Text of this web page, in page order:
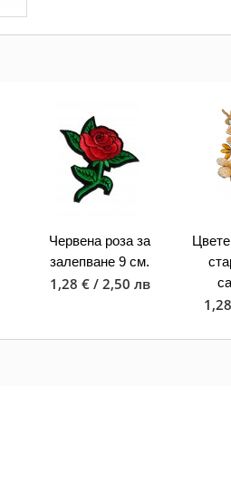
Червена роза за
залепване 9 см.
1,28 € / 2,50 лв